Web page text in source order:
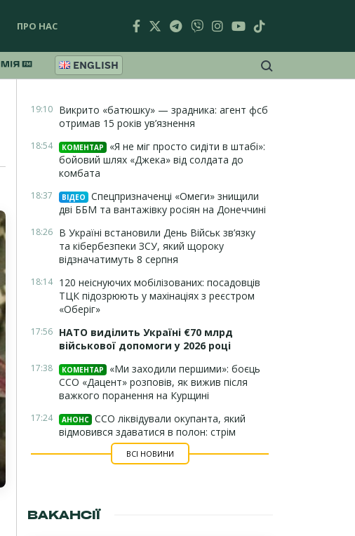
ПРО НАС
ENGLISH
19:10 Викрито «батюшку» — зрадника: агент фсб
отримав 15 років ув’язнення
18:54 КОМЕНТАР
«Я не міг просто сидіти в штабі»:
бойовий шлях «Джека» від солдата до
комбата
18:37 ВІДЕО
Спецпризначенці «Омеги» знищили
дві ББМ та вантажівку росіян на Донеччині
18:26 В Україні встановили День Військ зв’язку
та кібербезпеки ЗСУ, який щороку
відзначатимуть 8 серпня
18:14 120 неіснуючих мобілізованих: посадовців
ТЦК підозрюють у махінаціях з реєстром
«Оберіг»
17:56 НАТО виділить Україні €70 млрд
військової допомоги у 2026 році
17:38 КОМЕНТАР
«Ми заходили першими»: боєць
ССО «Дацент» розповів, як вижив після
важкого поранення на Курщині
17:24 АНОНС ССО ліквідували окупанта, який
відмовився здаватися в полон: стрім
ВСІ НОВИНИ
ВАКАНСІЇ